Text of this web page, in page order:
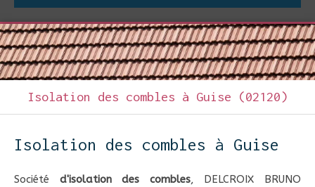
Isolation des combles à Guise (02120)
Isolation des combles à Guise
Société d'isolation des combles, DELCROIX BRUNO